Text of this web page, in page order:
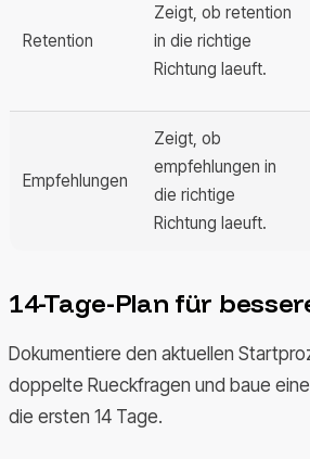
Retention
Zeigt, ob retention
in die richtige
Richtung laeuft.
Empfehlungen
Zeigt, ob
empfehlungen in
die richtige
Richtung laeuft.
14-Tage-Plan für
Dokumentiere den aktuellen
doppelte Rueckfragen und baue
die ersten 14 Tage.